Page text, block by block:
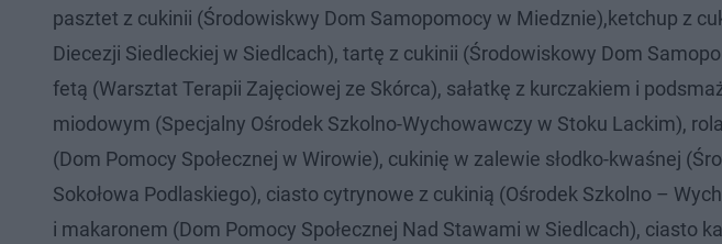
pasztet z cukinii (Środowiskwy Dom Samopomocy w Miedznie),ketchup z
Diecezji Siedleckiej w Siedlcach), tartę z cukinii (Środowiskowy Dom
fetą (Warsztat Terapii Zajęciowej ze Skórca), sałatkę z kurczakiem i
miodowym (Specjalny Ośrodek Szkolno-Wychowawczy w Stoku Lackim),
(Dom Pomocy Społecznej w Wirowie), cukinię w zalewie słodko-kwaśnej
Sokołowa Podlaskiego), ciasto cytrynowe z cukinią (Ośrodek Szkolno –
i makaronem (Dom Pomocy Społecznej Nad Stawami w Siedlcach), ciasto